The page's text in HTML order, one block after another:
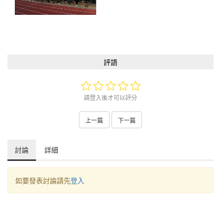
評語
請登入後才可以評分
上一篇 下一篇
討論 詳細
如要發表討論請先登入